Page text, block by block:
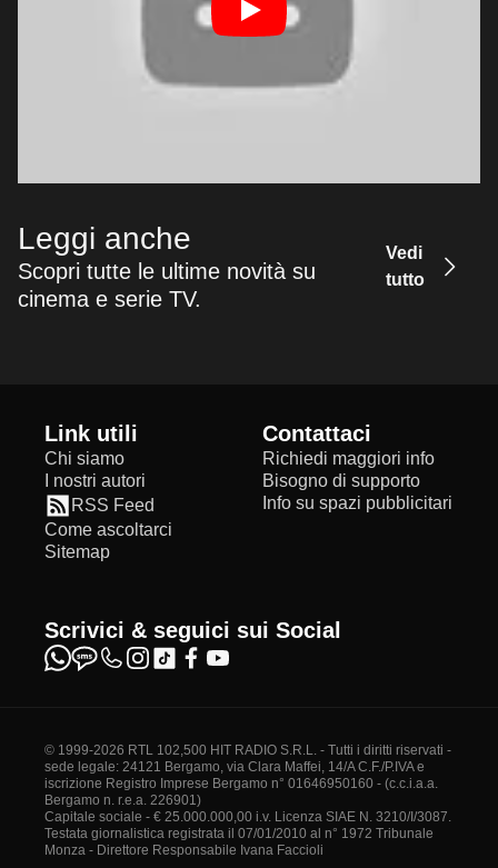
Leggi anche
Scopri tutte le ultime novità su
cinema e serie TV.
Vedi
tutto
Link utili
Chi siamo
I nostri autori
RSS Feed
Come ascoltarci
Sitemap
Contattaci
Richiedi maggiori info
Bisogno di supporto
Info su spazi pubblicitari
Scrivici & seguici sui Social
© 1999-2026 RTL 102,500 HIT RADIO S.R.L. - Tutti i diritti riservati -
sede legale: 24121 Bergamo, via Clara Maffei, 14/A C.F./P.IVA e
iscrizione Registro Imprese Bergamo n° 01646950160 - (c.c.i.a.a.
Bergamo n. r.e.a. 226901)
Capitale sociale - € 25.000.000,00 i.v. Licenza SIAE N. 3210/I/3087.
Testata giornalistica registrata il 07/01/2010 al n° 1972 Tribunale
Monza - Direttore Responsabile Ivana Faccioli